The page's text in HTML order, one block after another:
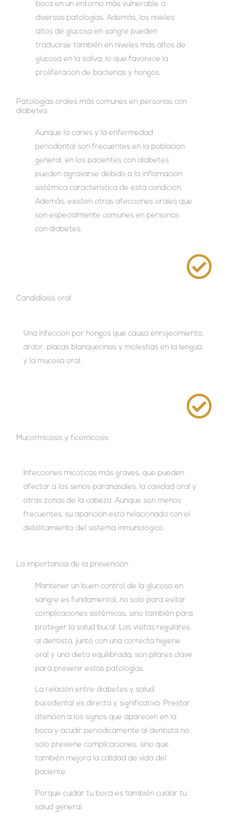
boca en un entorno más vulnerable a
diversas patologías. Además, los niveles
altos de glucosa en sangre pueden
traducirse también en niveles más altos de
glucosa en la saliva, lo que favorece la
proliferación de bacterias y hongos.
Patologías orales más comunes en personas con
diabetes
Aunque la caries y la enfermedad
periodontal son frecuentes en la población
general, en los pacientes con diabetes
pueden agravarse debido a la inflamación
sistémica característica de esta condición.
Además, existen otras afecciones orales que
son especialmente comunes en personas
con diabetes:
Candidiasis oral
Una infección por hongos que causa enrojecimiento,
ardor, placas blanquecinas y molestias en la lengua
y la mucosa oral.
Mucormicosis y ficomicosis
Infecciones micóticas más graves, que pueden
afectar a los senos paranasales, la cavidad oral y
otras zonas de la cabeza. Aunque son menos
frecuentes, su aparición está relacionada con el
debilitamiento del sistema inmunológico.
La importancia de la prevención
Mantener un buen control de la glucosa en
sangre es fundamental, no solo para evitar
complicaciones sistémicas, sino también para
proteger la salud bucal. Las visitas regulares
al dentista, junto con una correcta higiene
oral y una dieta equilibrada, son pilares clave
para prevenir estas patologías.
La relación entre diabetes y salud
bucodental es directa y significativa. Prestar
atención a los signos que aparecen en la
boca y acudir periódicamente al dentista no
solo previene complicaciones, sino que
también mejora la calidad de vida del
paciente.
Porque cuidar tu boca es también cuidar tu
salud general.